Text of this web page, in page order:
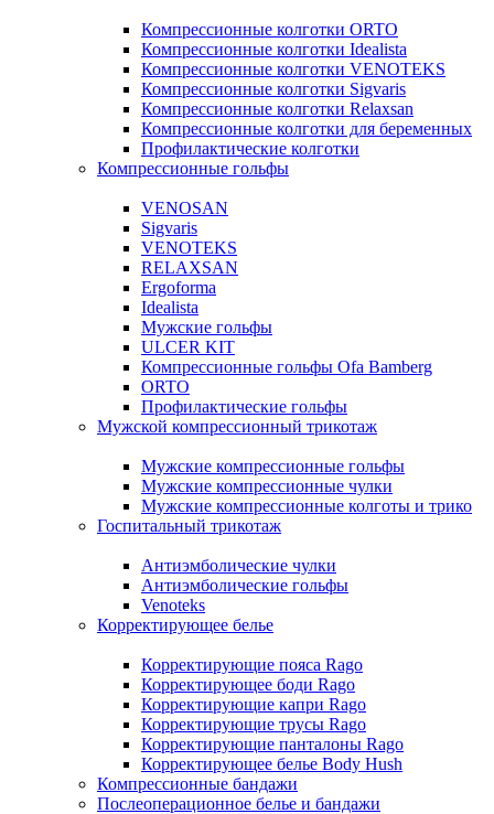
Компрессионные колготки ORTO
Компрессионные колготки Idealista
Компрессионные колготки VENOTEKS
Компрессионные колготки Sigvaris
Компрессионные колготки Relaxsan
Компрессионные колготки для беременных
Профилактические колготки
Компрессионные гольфы
VENOSAN
Sigvaris
VENOTEKS
RELAXSAN
Ergoforma
Idealista
Мужские гольфы
ULCER KIT
Компрессионные гольфы Ofa Bamberg
ORTO
Профилактические гольфы
Мужской компрессионный трикотаж
Мужские компрессионные гольфы
Мужские компрессионные чулки
Мужские компрессионные колготы и трико
Госпитальный трикотаж
Антиэмболические чулки
Антиэмболические гольфы
Venoteks
Корректирующее белье
Корректирующие пояса Rago
Корректирующее боди Rago
Корректирующие капри Rago
Корректирующие трусы Rago
Корректирующие панталоны Rago
Корректирующее белье Body Hush
Компрессионные бандажи
Послеоперационное белье и бандажи